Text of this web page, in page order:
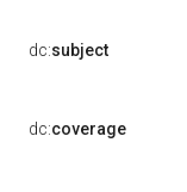
dc:subject
dc:coverage